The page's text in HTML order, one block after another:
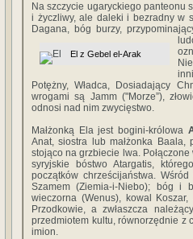
Na szczycie ugaryckiego panteonu
i życzliwy, ale daleki i bezradny w
Dagana, bóg burzy,
El z Gebel el-Arak
Potężny, Władca, Dosiadający
wrogami są Jamm ("Morze”),
odnosi nad nim zwycięstwo.
Małżonką Ela jest bogini-królowa
Anat, siostra lub małżonka
stojąco na grzbiecie lwa.
syryjskie bóstwo Atargatis,
początków chrześcijaństwa.
Szamem (Ziemia-i-Niebo); bóg i
wieczorna (Wenus), kowal
Przodkowie, a zwłaszcza
przedmiotem kultu, równorzędnie z
imion.